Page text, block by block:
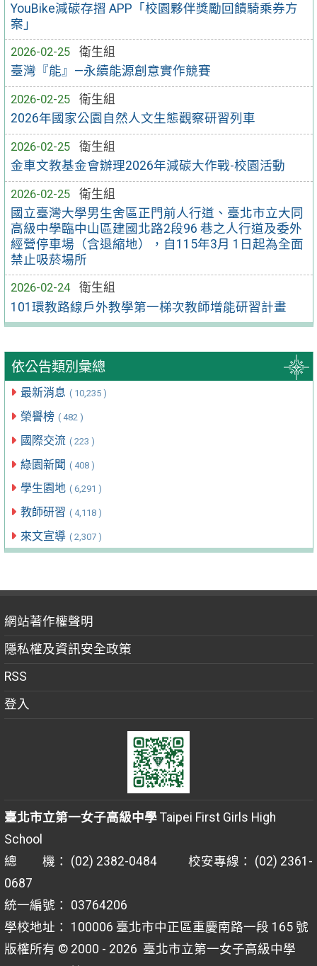
YouBike減碳存摺 APP「校園夥伴獎勵回饋騎乘券方
案」
2026-02-25
衛生組
臺灣『能』—永續能源創意實作競賽
2026-02-25
衛生組
2026年國家公園自然人文生態觀察研習列車
2026-02-25
衛生組
金車文教基金會辦理2026年減碳大作戰-校園活動
2026-02-25
衛生組
國立臺灣大學男生舍區正門前人行道、臺北市立大同
高級中學臨中山區建國北路2段96 巷之人行道及委外
經營停車場（含退縮地），自115年3月 1日起為全面
禁止吸菸場所
2026-02-24
衛生組
101環教路線戶外教學第一梯次教師增能研習計畫
依公告類別彙總
最新消息 ( 10,235 )
榮譽榜 ( 482 )
國際交流 ( 223 )
綠園新聞 ( 408 )
學生園地 ( 6,291 )
教師研習 ( 4,118 )
來文宣導 ( 2,307 )
網站著作權聲明
隱私權及資訊安全政策
RSS
登入
臺北市立第一女子高級中學Taipei First Girls High
School
總 機： (02) 2382-0484 校安專線： (02) 2361-
0687
統一編號： 03764206
學校地址： 100006 臺北市中正區重慶南路一段 165 號
版權所有 © 2000 - 2026 臺北市立第一女子高級中學